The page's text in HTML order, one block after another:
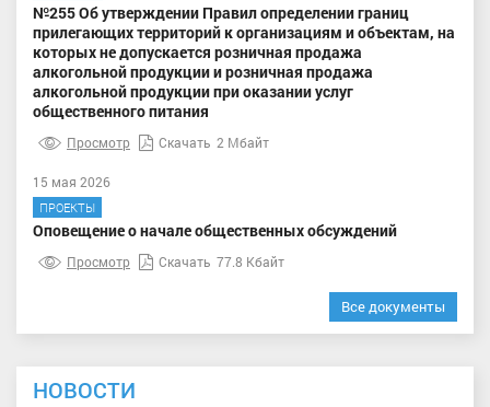
№255 Об утверждении Правил определении границ
прилегающих территорий к организациям и объектам, на
которых не допускается розничная продажа
алкогольной продукции и розничная продажа
алкогольной продукции при оказании услуг
общественного питания
Просмотр Скачать 2 Мбайт
15 мая 2026
ПРОЕКТЫ
Оповещение о начале общественных обсуждений
Просмотр Скачать 77.8 Кбайт
Все документы
НОВОСТИ